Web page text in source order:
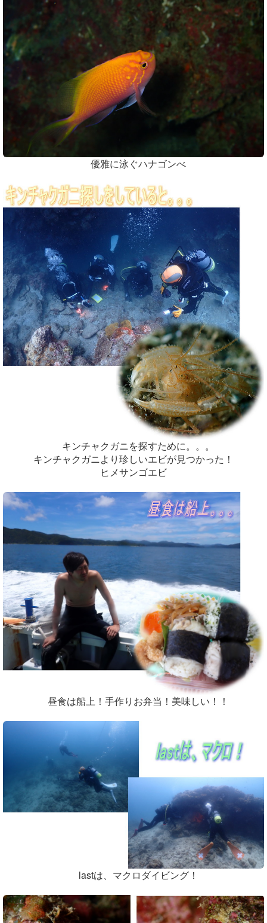
優雅に泳ぐハナゴンべ
キンチャクガニを探すために。。。
キンチャクガニより珍しいエビが見つかった！
ヒメサンゴエビ
昼食は船上！手作りお弁当！美味しい！！
lastは、マクロダイビング！